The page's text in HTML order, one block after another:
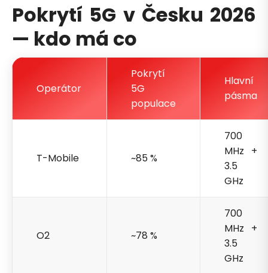
Pokrytí 5G v Česku 2026
— kdo má co
Operátor
Pokrytí
5G
populace
Hlavní
pásma
T-Mobile ~85 %
700
MHz +
3.5
GHz
O2 ~78 %
700
MHz +
3.5
GHz